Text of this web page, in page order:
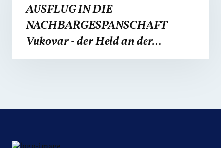
AUSFLUG IN DIE
NACHBARGESPANSCHAFT
Vukovar - der Held an der…